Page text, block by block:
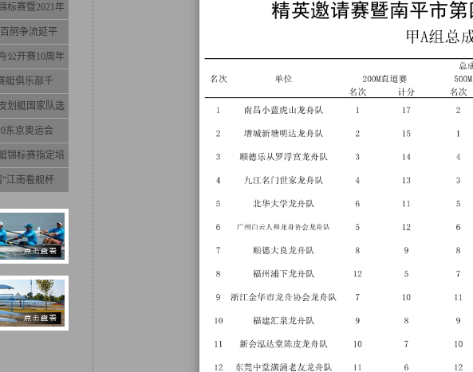
标赛暨2021年
舸争流延平
公开赛10周年
艇俱乐部千
划艇国家队选
东京奥运会
锦标赛指定培
江南看舰杯